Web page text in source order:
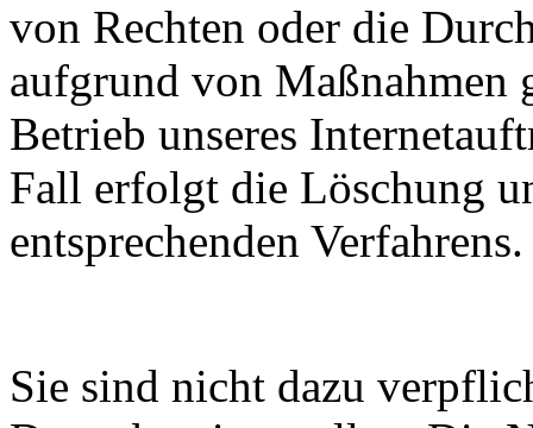
von Rechten oder die
aufgrund von Maßnahmen
Betrieb unseres
Fall erfolgt die Löschung
entsprechenden Verfahrens.
Sie sind nicht dazu